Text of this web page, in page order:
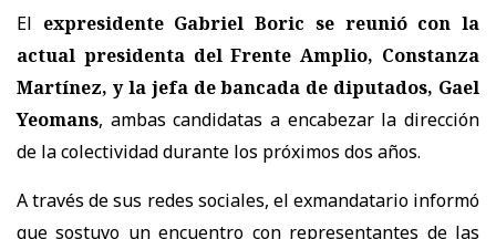
El expresidente Gabriel Boric se reunió con la
actual presidenta del Frente Amplio, Constanza
Martínez, y la jefa de bancada de diputados, Gael
Yeomans, ambas candidatas a encabezar la dirección
de la colectividad durante los próximos dos años.
A través de sus redes sociales, el exmandatario informó
que sostuvo un encuentro con representantes de las